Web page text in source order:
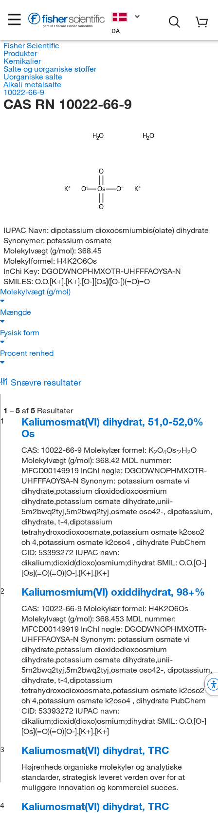
DA
Fisher Scientific
Produkter
Kemikalier
Salte og uorganiske stoffer
Uorganiske salte
Alkali metalsalte
10022-66-9
CAS RN 10022-66-9
H2O H2O
O
Os
O
O
O K
K
IUPAC Navn: dipotassium dioxoosmiumbis(olate) dihydrate
Synonymer: potassium osmate
Molekylvægt (g/mol): 368.45
Molekylformel: H4K2O6Os
InChi Key: DGODWNOPHMXOTR-UHFFFAOYSA-N
SMILES: O.O.[K+].[K+].[O-][Os]([O-])(=O)=O
Molekylvægt (g/mol)
Mængde
Fysisk form
Procent renhed
Snævre resultater
1 – 5 af 5 Resultater
1
Kaliumosmat(VI) dihydrat, 51,0-52,0%
Os
CAS: 10022-66-9 Molekylær formel: K2O4Os·2H2O
Molekylvægt (g/mol): 368.42 MDL nummer:
MFCD00149919 InChI nøgle: DGODWNOPHMXOTR-
UHFFFAOYSA-N Synonym: potassium osmate vi
dihydrate,potassium dioxidodioxoosmium
dihydrate,potassium osmate dihydrate,unii-
5m2bwq2tyj,5m2bwq2tyj,osmate oso42-, dipotassium,
dihydrate, t-4,dipotassium
tetrahydroxodioxoosmate,potassium osmate k2oso2
oh 4,potassium osmate k2oso4 , dihydrate PubChem
CID: 53393272 IUPAC navn:
dikalium;dioxid(dioxo)osmium;dihydrat SMIL: O.O.[O-]
[Os](=O)(=O)[O-].[K+].[K+]
2
Kaliumosmium(VI) oxiddihydrat, 98+%
CAS: 10022-66-9 Molekylær formel: H4K2O6Os
Molekylvægt (g/mol): 368.453 MDL nummer:
MFCD00149919 InChI nøgle: DGODWNOPHMXOTR-
UHFFFAOYSA-N Synonym: potassium osmate vi
dihydrate,potassium dioxidodioxoosmium
dihydrate,potassium osmate dihydrate,unii-
5m2bwq2tyj,5m2bwq2tyj,osmate oso42-, dipotassium,
dihydrate, t-4,dipotassium
tetrahydroxodioxoosmate,potassium osmate k2oso2
oh 4,potassium osmate k2oso4 , dihydrate PubChem
CID: 53393272 IUPAC navn:
dikalium;dioxid(dioxo)osmium;dihydrat SMIL: O.O.[O-]
[Os](=O)(=O)[O-].[K+].[K+]
3
Kaliumosmat(VI) dihydrat, TRC
Højrenheds organiske molekyler og analytiske
standarder, strategisk leveret verden over for at
muliggøre innovation og kommerciel succes.
4
Kaliumosmat(VI) dihydrat, TRC